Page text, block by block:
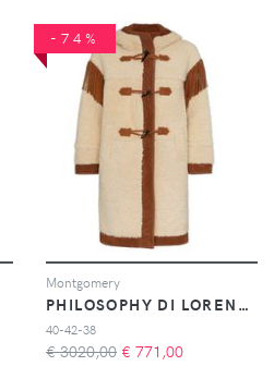
-74%
Montgomery
PHILOSOPHY DI LORENZO SERAFINI
40-42-38
€ 3020,00 € 771,00